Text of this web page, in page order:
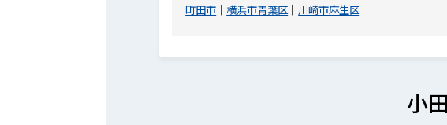
町田市 横浜市青葉区 川崎市麻生区
小